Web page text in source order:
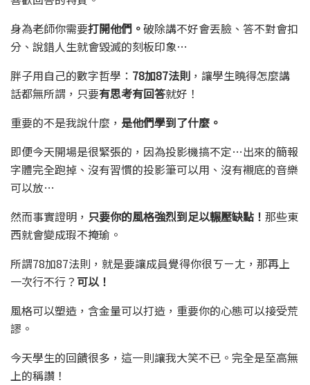
身為老師你需要打開他們。破除講不好會丟臉、答不對會扣
分、說錯人生就會毀滅的刻板印象…
胖子用自己的數字哲學： 78加87法則 ，讓學生曉得怎麼講
話都無所謂，只要有思考有回答就好！
重要的不是我說什麼， 是他們學到了什麼。
即便今天開場是很緊張的，因為投影機搞不定…出來的簡報
字體完全跑掉、沒有習慣的投影筆可以用、沒有襯底的音樂
可以放…
然而事實證明， 只要你的風格強烈到足以輾壓缺點！ 那些東
西就會變成瑕不掩瑜。
所謂78加87法則，就是要讓成員覺得你很ㄎㄧㄤ，那再上
一次行不行？ 可以！
風格可以塑造，含金量可以打造，重要你的心態可以接受荒
謬。
今天學生的回饋很多，這一則讓我大笑不已。完全是至高無
上的稱讚！